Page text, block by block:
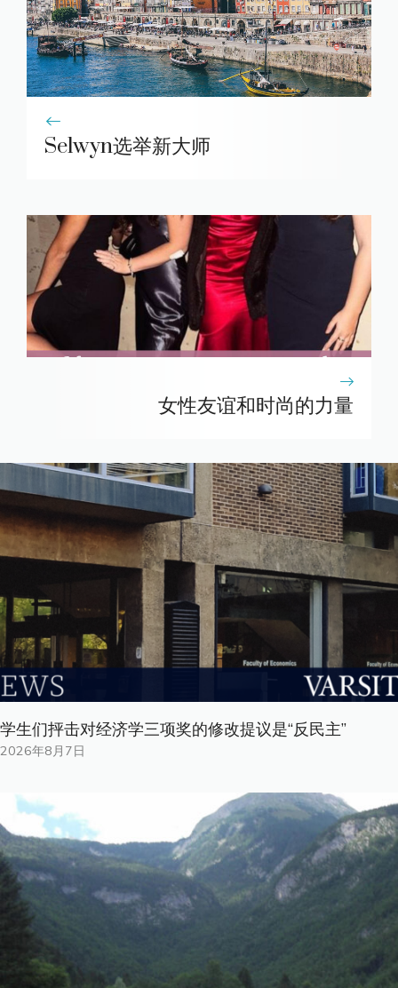
Selwyn选举新大师
女性友谊和时尚的力量
学生们抨击对经济学三项奖的修改提议是“反民主”
2026年8月7日